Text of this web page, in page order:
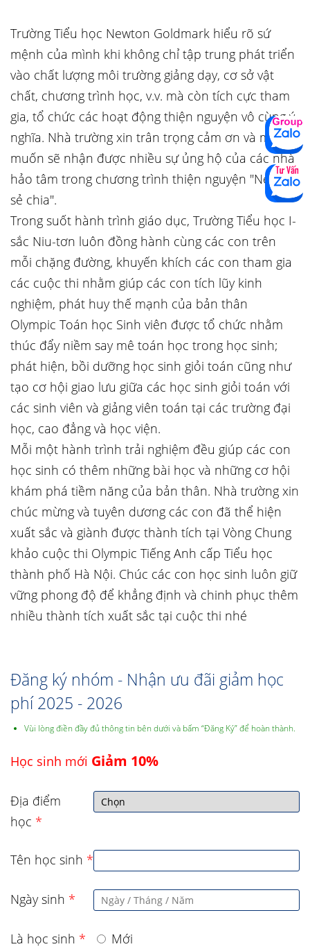
Trường Tiểu học Newton Goldmark hiểu rõ sứ
mệnh của mình khi không chỉ tập trung phát triển
vào chất lượng môi trường giảng dạy, cơ sở vật
chất, chương trình học, v.v. mà còn tích cực tham
gia, tổ chức các hoạt động thiện nguyện vô cùng ý
nghĩa. Nhà trường xin trân trọng cảm ơn và mong
muốn sẽ nhận được nhiều sự ủng hộ của các nhà
hảo tâm trong chương trình thiện nguyện "Newton
sẻ chia".
Trong suốt hành trình giáo dục, Trường Tiểu học I-
sắc Niu-tơn luôn đồng hành cùng các con trên
mỗi chặng đường, khuyến khích các con tham gia
các cuộc thi nhằm giúp các con tích lũy kinh
nghiệm, phát huy thế mạnh của bản thân
Olympic Toán học Sinh viên được tổ chức nhằm
thúc đẩy niềm say mê toán học trong học sinh;
phát hiện, bồi dưỡng học sinh giỏi toán cũng như
tạo cơ hội giao lưu giữa các học sinh giỏi toán với
các sinh viên và giảng viên toán tại các trường đại
học, cao đẳng và học viện.
Mỗi một hành trình trải nghiệm đều giúp các con
học sinh có thêm những bài học và những cơ hội
khám phá tiềm năng của bản thân. Nhà trường xin
chúc mừng và tuyên dương các con đã thể hiện
xuất sắc và giành được thành tích tại Vòng Chung
khảo cuộc thi Olympic Tiếng Anh cấp Tiểu học
thành phố Hà Nội. Chúc các con học sinh luôn giữ
vững phong độ để khẳng định và chinh phục thêm
nhiều thành tích xuất sắc tại cuộc thi nhé
Đăng ký nhóm - Nhận ưu đãi giảm học
phí 2025 - 2026
Vùi lòng điền đầy đủ thông tin bên dưới và bấm “Đăng Ký” để hoàn thành.
Học sinh mới Giảm 10%
Địa điểm
học *
Tên học sinh *
Ngày sinh *
Là học sinh * Mới